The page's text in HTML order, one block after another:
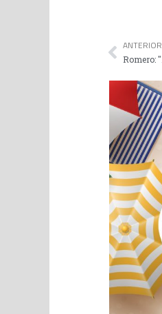
ANTERIOR